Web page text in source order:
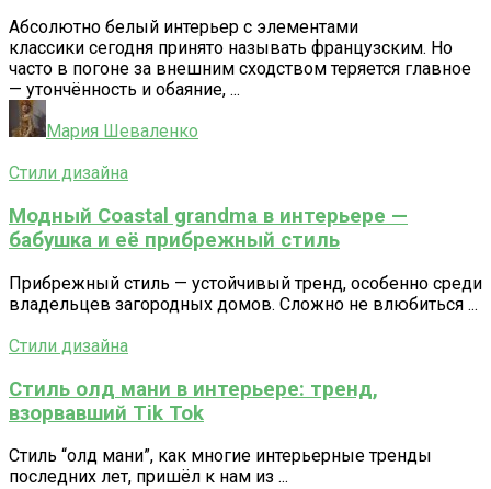
Абсолютно белый интерьер с элементами
классики сегодня принято называть французским. Но
часто в погоне за внешним сходством теряется главное
— утончённость и обаяние, ...
Мария Шеваленко
Стили дизайна
Модный Coastal grandma в интерьере —
бабушка и её прибрежный стиль
Прибрежный стиль — устойчивый тренд, особенно среди
владельцев загородных домов. Сложно не влюбиться ...
Стили дизайна
Стиль олд мани в интерьере: тренд,
взорвавший Tik Tok
Стиль “олд мани”, как многие интерьерные тренды
последних лет, пришёл к нам из ...